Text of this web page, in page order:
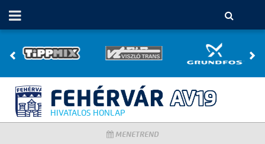
HIVATALOS HONLAP
MENETREND